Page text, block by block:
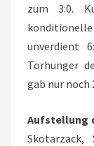
zum 3:0.
unverdient
Torhunger
gab nur noch
Aufstellung